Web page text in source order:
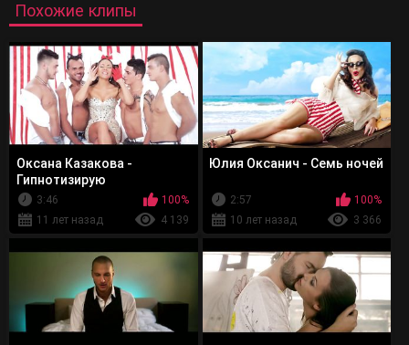
Похожие клипы
Оксана Казакова -
Гипнотизирую
3:46
100%
11 лет назад
4 139
Юлия Оксанич - Семь ночей
2:57
100%
10 лет назад
3 366